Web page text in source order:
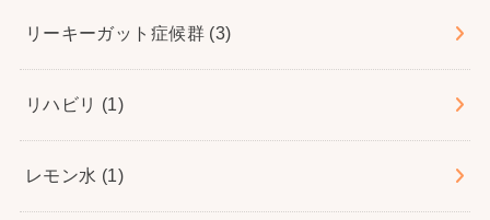
リーキーガット症候群 (3)
リハビリ (1)
レモン水 (1)